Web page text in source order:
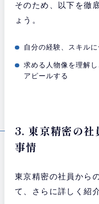
そのため、以下を徹
ょう。
自分の経験、スキル
求める人物像を理解
アピールする
3. 東京精密の社
事情
東京精密の社員から
て、さらに詳しく紹